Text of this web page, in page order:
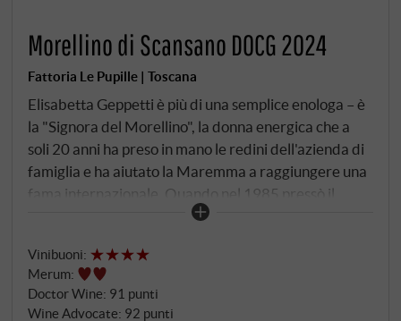
Morellino di Scansano DOCG 2024
Fattoria Le Pupille | Toscana
Elisabetta Geppetti è più di una semplice enologa – è
la "Signora del Morellino", la donna energica che a
soli 20 anni ha preso in mano le redini dell'azienda di
famiglia e ha aiutato la Maremma a raggiungere una
fama internazionale. Quando nel 1985 pressò il
primo Morellino, gettò le basi di una storia di
biglietto da visita quantitativo e qualitativo di Le
Pupille – un'espressione costante e autentica del
terroir tra Pereta e Magliano, in Toscana. Il Morellino
Vinibuoni:
Merum:
Doctor Wine: 91 punti
Wine Advocate: 92 punti